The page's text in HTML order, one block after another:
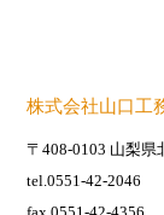
株式会社山口工
〒408-0103 山梨県
tel.0551-42-2046